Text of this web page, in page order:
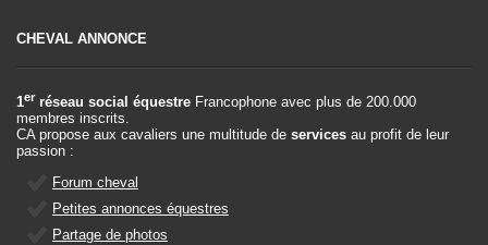
CHEVAL ANNONCE
1er réseau social équestre Francophone avec plus de 200.000
membres inscrits.
CA propose aux cavaliers une multitude de services au profit de leur
passion :
Forum cheval
Petites annonces équestres
Partage de photos